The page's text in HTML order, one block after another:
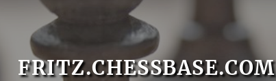
FRITZ.CHESSBASE.COM